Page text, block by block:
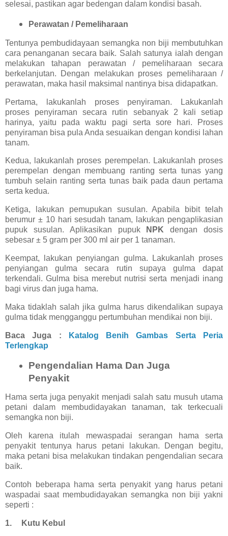
selesai, pastikan agar bedengan dalam kondisi basah.
Perawatan / Pemeliharaan
Tentunya pembudidayaan semangka non biji membutuhkan
cara penanganan secara baik. Salah satunya ialah dengan
melakukan tahapan perawatan / pemeliharaan secara
berkelanjutan. Dengan melakukan proses pemeliharaan /
perawatan, maka hasil maksimal nantinya bisa didapatkan.
Pertama, lakukanlah proses penyiraman. Lakukanlah
proses penyiraman secara rutin sebanyak 2 kali setiap
harinya, yaitu pada waktu pagi serta sore hari. Proses
penyiraman bisa pula Anda sesuaikan dengan kondisi lahan
tanam.
Kedua, lakukanlah proses perempelan. Lakukanlah proses
perempelan dengan membuang ranting serta tunas yang
tumbuh selain ranting serta tunas baik pada daun pertama
serta kedua.
Ketiga, lakukan pemupukan susulan. Apabila bibit telah
berumur ± 10 hari sesudah tanam, lakukan pengaplikasian
pupuk susulan. Aplikasikan pupuk
NPK dengan dosis
sebesar ± 5 gram per 300 ml air per 1 tanaman.
Keempat, lakukan penyiangan gulma. Lakukanlah proses
penyiangan gulma secara rutin supaya gulma dapat
terkendali. Gulma bisa merebut nutrisi serta menjadi inang
bagi virus dan juga hama.
Maka tidaklah salah jika gulma harus dikendalikan supaya
gulma tidak mengganggu pertumbuhan mendikai non biji.
Baca Juga :
Katalog Benih Gambas Serta Peria
Terlengkap
Pengendalian Hama Dan Juga
Penyakit
Hama serta juga penyakit menjadi salah satu musuh utama
petani dalam membudidayakan tanaman, tak terkecuali
semangka non biji.
Oleh karena itulah mewaspadai serangan hama serta
penyakit tentunya harus petani lakukan. Dengan begitu,
maka petani bisa melakukan tindakan pengendalian secara
baik.
Contoh beberapa hama serta penyakit yang harus petani
waspadai saat membudidayakan semangka non biji yakni
seperti :
1. Kutu Kebul